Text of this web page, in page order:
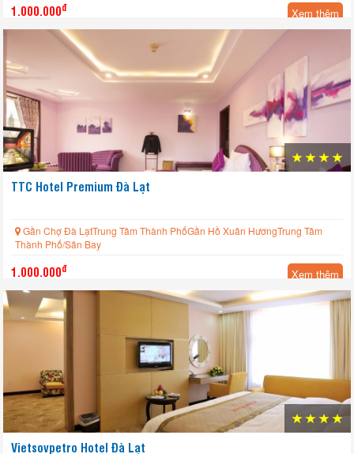
1.000.000đ Xem thêm
TTC Hotel Premium Đà Lạt
Gần Chợ Đà LạtTrung Tâm Thành PhốGần Hồ Xuân HươngTrung Tâm
Thành Phố/Sân Bay
1.000.000đ Xem thêm
Vietsovpetro Hotel Đà Lạt